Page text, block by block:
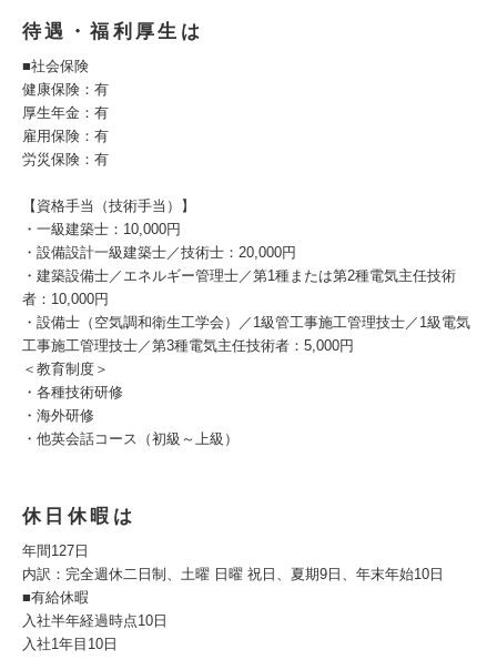
待遇・福利厚生は
■社会保険
健康保険：有
厚生年金：有
雇用保険：有
労災保険：有
【資格手当（技術手当）】
・一級建築士：10,000円
・設備設計一級建築士／技術士：20,000円
・建築設備士／エネルギー管理士／第1種または第2種電気主任技術
者：10,000円
・設備士（空気調和衛生工学会）／1級管工事施工管理技士／1級電気
工事施工管理技士／第3種電気主任技術者：5,000円
＜教育制度＞
・各種技術研修
・海外研修
・他英会話コース（初級～上級）
休日休暇は
年間127日
内訳：完全週休二日制、土曜 日曜 祝日、夏期9日、年末年始10日
■有給休暇
入社半年経過時点10日
入社1年目10日